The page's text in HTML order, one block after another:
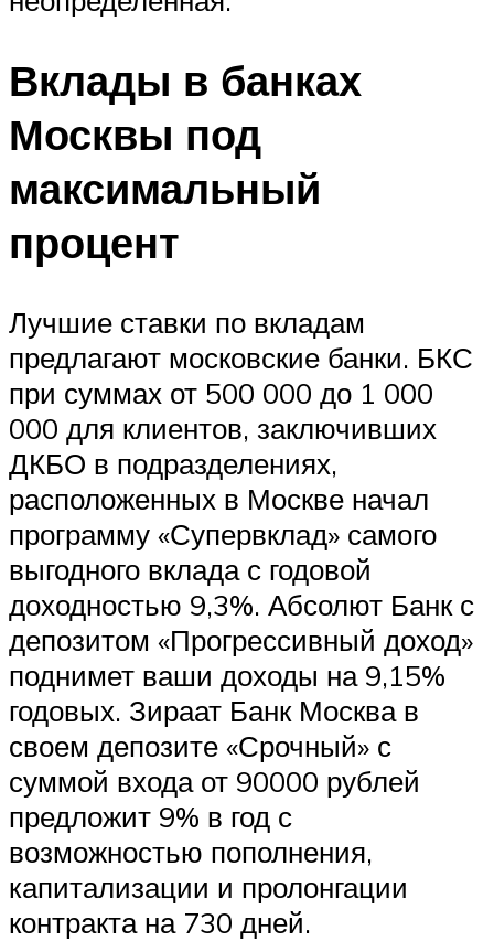
Вклады в банках
Москвы под
максимальный
процент
Лучшие ставки по вкладам
предлагают московские банки. БКС
при суммах от 500 000 до 1 000
000 для клиентов, заключивших
ДКБО в подразделениях,
расположенных в Москве начал
программу «Супервклад» самого
выгодного вклада с годовой
доходностью 9,3%. Абсолют Банк с
депозитом «Прогрессивный доход»
поднимет ваши доходы на 9,15%
годовых. Зираат Банк Москва в
своем депозите «Срочный» с
суммой входа от 90000 рублей
предложит 9% в год с
возможностью пополнения,
капитализации и пролонгации
контракта на 730 дней.